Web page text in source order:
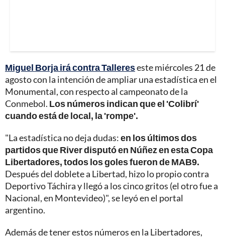
Miguel Borja irá contra Tallereseste miércoles 21 de
agosto con la intención de ampliar una estadística en el
Monumental, con respecto al campeonato de la
Conmebol. Los números indican que el 'Colibrí'
cuando está de local, la 'rompe'.
"La estadística no deja dudas:en los últimos dos
partidos que River disputó en Núñez en esta Copa
Libertadores, todos los goles fueron de MAB9.
Después del doblete a Libertad, hizo lo propio contra
Deportivo Táchira y llegó a los cinco gritos (el otro fue a
Nacional, en Montevideo)", se leyó en el portal
argentino.
Además de tener estos números en la Libertadores,